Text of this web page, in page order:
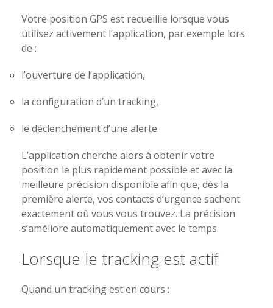
Votre position GPS est recueillie lorsque vous
utilisez activement l’application, par exemple lors
de :
l’ouverture de l’application,
la configuration d’un tracking,
le déclenchement d’une alerte.
L’application cherche alors à obtenir votre
position le plus rapidement possible et avec la
meilleure précision disponible afin que, dès la
première alerte, vos contacts d’urgence sachent
exactement où vous vous trouvez. La précision
s’améliore automatiquement avec le temps.
Lorsque le tracking est actif
Quand un tracking est en cours :